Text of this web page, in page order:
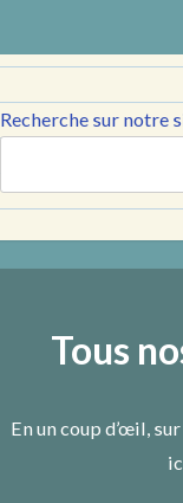
Recherche sur notre
Tous
En un coup d’œil,